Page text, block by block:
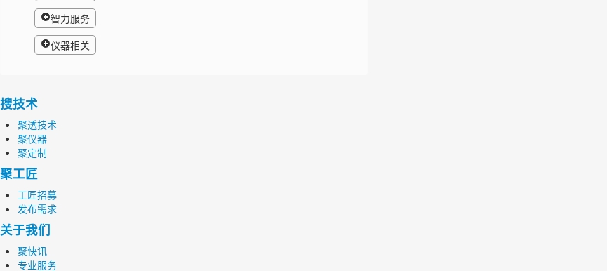
智力服务
仪器相关
搜技术
聚透技术
聚仪器
聚定制
聚工匠
工匠招募
发布需求
关于我们
聚快讯
专业服务